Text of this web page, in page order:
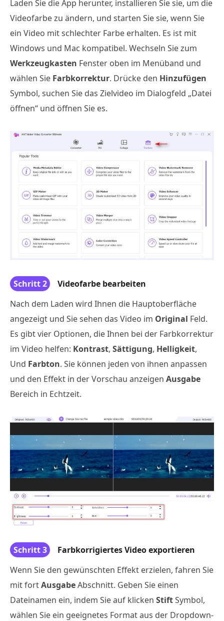
Laden Sie die App herunter, installieren Sie sie, um die
Videofarbe zu ändern, und starten Sie sie, wenn Sie
ein Video mit schlechter Farbe erhalten. Es ist mit
Windows und Mac kompatibel. Wechseln Sie zum
Werkzeugkasten Fenster oben im Menüband und
wählen Sie Farbkorrektur. Drücke den Hinzufügen
Symbol, suchen Sie das Zielvideo im Dialogfeld „Datei
öffnen“ und öffnen Sie es.
Schritt 2
Videofarbe bearbeiten
Nach dem Laden wird Ihnen die Hauptoberfläche
angezeigt und Sie sehen das Video im Original Feld.
Es gibt vier Optionen, die Ihnen bei der Farbkorrektur
im Video helfen: Kontrast, Sättigung, Helligkeit,
Und Farbton. Sie können jeden von ihnen anpassen
und den Effekt in der Vorschau anzeigen Ausgabe
Bereich in Echtzeit.
Schritt 3
Farbkorrigiertes Video exportieren
Wenn Sie den gewünschten Effekt erzielen, fahren Sie
mit fortAusgabeAbschnitt. Geben Sie einen
Dateinamen ein, indem Sie auf klicken StiftSymbol,
wählen Sie ein geeignetes Format aus der Dropdown-